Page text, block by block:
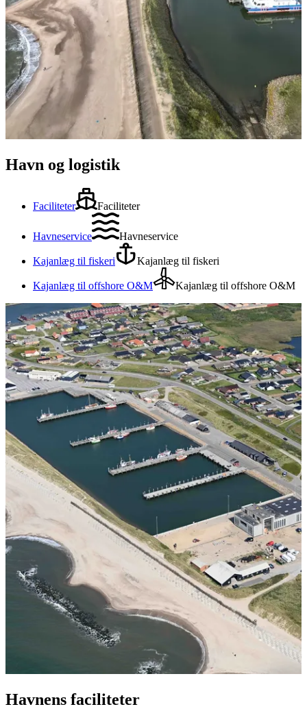
Havn og logistik
Faciliteter Faciliteter
Havneservice Havneservice
Kajanlæg til fiskeri Kajanlæg til fiskeri
Kajanlæg til offshore O&M Kajanlæg til offshore O&M
Havnens faciliteter